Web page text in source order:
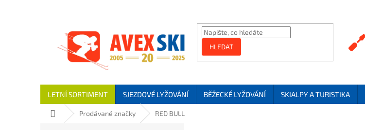
HLEDAT
LETNÍ SORTIMENT SJEZDOVÉ LYŽOVÁNÍ BĚŽECKÉ LYŽOVÁNÍ SKIALPY A TURISTIKA
Domů Prodávané značky RED BULL